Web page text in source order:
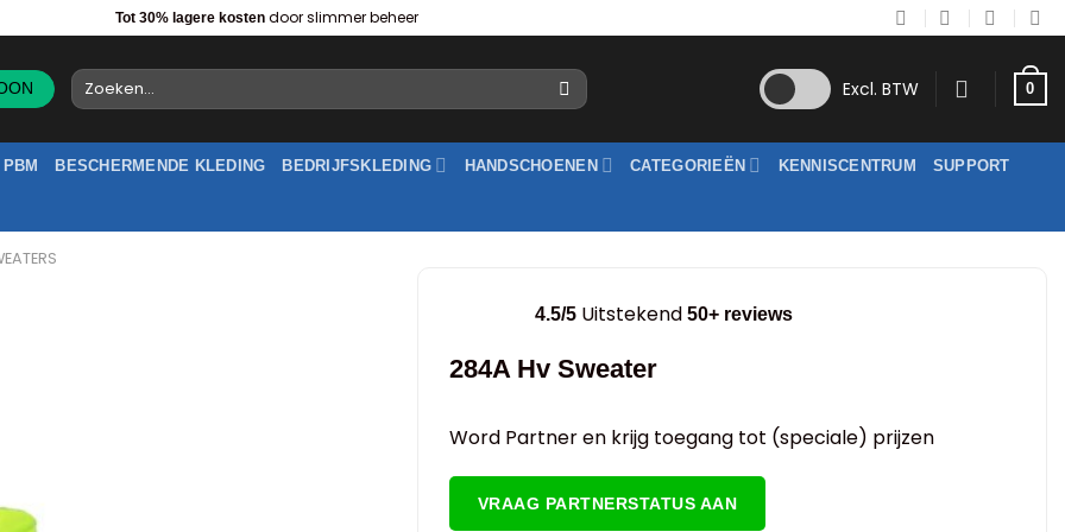
Tot 30% lagere kosten door slimmer beheer
Zoeken
naar:
Excl. BTW 0
PBM BESCHERMENDE KLEDING BEDRIJFSKLEDING HANDSCHOENEN CATEGORIEËN KENNISCENTRUM SUPPORT
4.5/5 Uitstekend 50+ reviews
284A Hv Sweater
Word Partner en krijg toegang tot (speciale) prijzen
VRAAG PARTNERSTATUS AAN